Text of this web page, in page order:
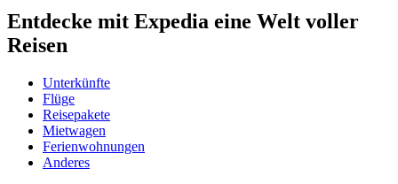
Entdecke mit Expedia eine Welt voller
Reisen
Unterkünfte
Flüge
Reisepakete
Mietwagen
Ferienwohnungen
Anderes